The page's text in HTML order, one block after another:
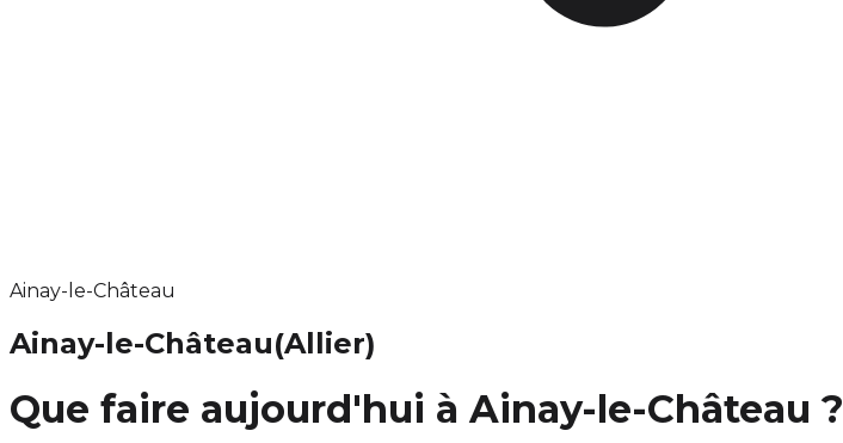
Ainay-le-Château
Ainay-le-Château(Allier)
Que faire aujourd'hui à Ainay-le-Château ?